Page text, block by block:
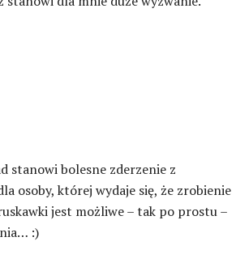
stanowi bolesne zderzenie z
osoby, której wydaje się, że zrobienie
jest możliwe – tak po prostu –
:)